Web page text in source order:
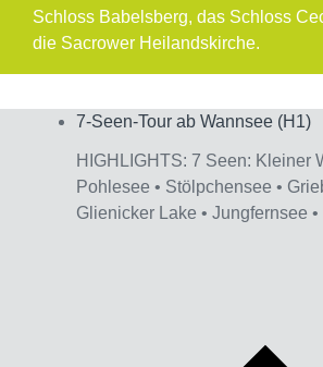
Schloss Babelsberg, das Schloss
die Sacrower Heilandskirche.
Interagieren
7-Seen-Tour ab Wannsee (H1)
HIGHLIGHTS: 7 Seen: Kleiner
Pohlesee • Stölpchensee •
Glienicker Lake • Jungfernsee